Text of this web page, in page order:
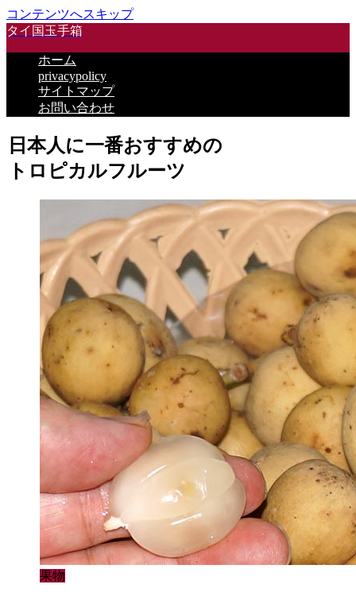
コンテンツへスキップ
タイ国玉手箱
ホーム
privacypolicy
サイトマップ
お問い合わせ
日本人に一番おすすめの
トロピカルフルーツ
果物